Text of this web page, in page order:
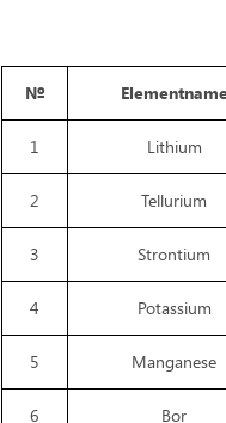
№
1 Lithium
2 Tellurium
3 Strontium
4 Potassium
5 Manganese
6 Bor